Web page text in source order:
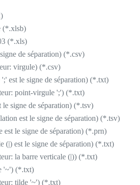
(*.xlsb)
(*.xls)
de séparation) (*.csv)
virgule) (*.csv)
est le signe de séparation) (*.txt)
point-virgule ';') (*.txt)
le signe de séparation) (*.tsv)
est le signe de séparation) (*.tsv)
est le signe de séparation) (*.prn)
(|) est le signe de séparation) (*.txt)
la barre verticale (|)) (*.txt)
'~') (*.txt)
tilde '~') (*.txt)